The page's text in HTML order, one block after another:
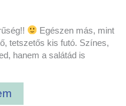
Egészen más, mint
tetszetős kis futó. Színes,
hanem a salátád is